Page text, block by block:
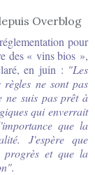
Overblog
pour
des « vins bios »,
en juin : "Les
ne sont pas
ne suis pas prêt à
qui enverrait
que la
J'espère que
progrès et que la